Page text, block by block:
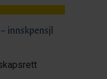
innskpensjl